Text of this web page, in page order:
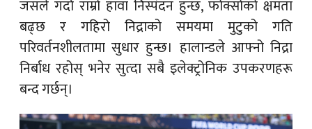
जसले गर्दा राम्रो हावा निस्पंदन हुन्छ, फोक्सोको क्षमता
बढ्छ र गहिरो निद्राको समयमा मुटुको गति
परिवर्तनशीलतामा सुधार हुन्छ। हालान्डले आफ्नो निद्रा
निर्बाध रहोस् भनेर सुत्दा सबै इलेक्ट्रोनिक उपकरणहरू
बन्द गर्छन्।